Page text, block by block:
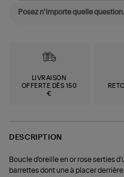
LIVRAISON
OFFERTE DÈS 150
€
DESCRIPTION
Boucle d'oreille en or rose serties
barrettes dont une à placer derrière